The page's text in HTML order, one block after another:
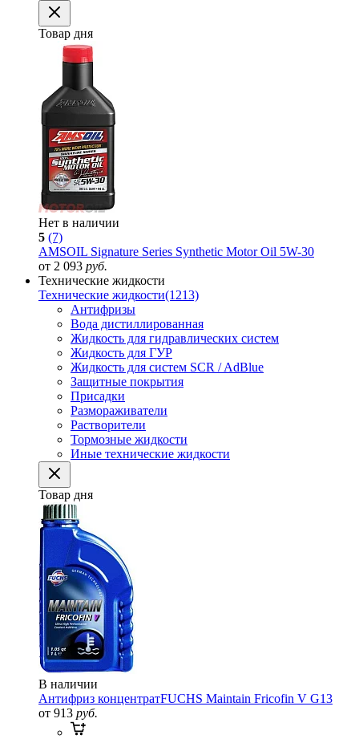
Товар дня
Нет в наличии
5 (7)
AMSOIL Signature Series Synthetic Motor Oil 5W-30
от 2 093 руб.
Технические жидкости
Технические жидкости(1213)
Антифризы
Вода дистиллированная
Жидкость для гидравлических систем
Жидкость для ГУР
Жидкость для систем SCR / AdBlue
Защитные покрытия
Присадки
Размораживатели
Растворители
Тормозные жидкости
Иные технические жидкости
Товар дня
В наличии
Антифриз концентратFUCHS Maintain Fricofin V G13
от 913 руб.